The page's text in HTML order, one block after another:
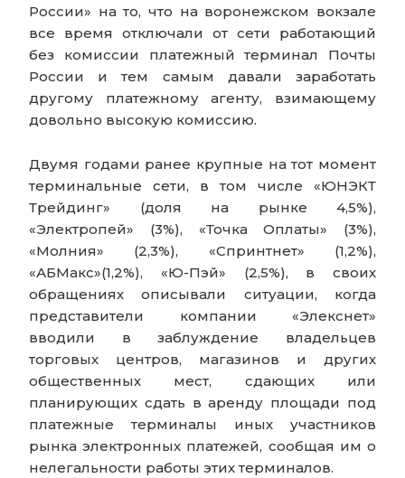
России» на то, что на воронежском вокзале
все время отключали от сети работающий
без комиссии платежный терминал Почты
России и тем самым давали заработать
другому платежному агенту, взимающему
довольно высокую комиссию.
Двумя годами ранее крупные на тот момент
терминальные сети, в том числе «ЮНЭКТ
Трейдинг» (доля на рынке 4,5%),
«Электропей» (3%), «Точка Оплаты» (3%),
«Молния» (2,3%), «Спринтнет» (1,2%),
«АБМакс»(1,2%), «Ю-Пэй» (2,5%), в своих
обращениях описывали ситуации, когда
представители компании «Элекснет»
вводили в заблуждение владельцев
торговых центров, магазинов и других
общественных мест, сдающих или
планирующих сдать в аренду площади под
платежные терминалы иных участников
рынка электронных платежей, сообщая им о
нелегальности работы этих терминалов.